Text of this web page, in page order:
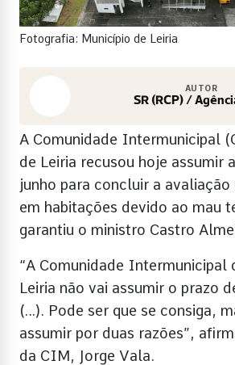
Fotografia: Município de Leiria
AUTOR
SR (RCP) /
A Comunidade Intermunicipal
de Leiria recusou hoje assumir
junho para concluir a avaliação
em habitações devido ao mau
garantiu o ministro Castro
“A Comunidade Intermunicipal
Leiria não vai assumir o prazo
(…). Pode ser que se consiga,
assumir por duas razões”,
da CIM, Jorge Vala.